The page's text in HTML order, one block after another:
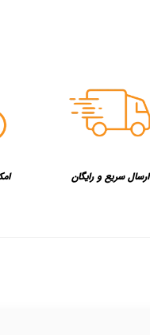
ارسال سریع و رایگان